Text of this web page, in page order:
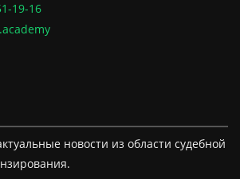
19-16
новости из области судебной